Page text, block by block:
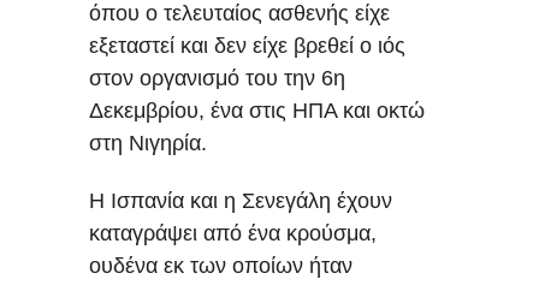
όπου ο τελευταίος ασθενής είχε
εξεταστεί και δεν είχε βρεθεί ο ιός
στον οργανισμό του την 6η
Δεκεμβρίου, ένα στις ΗΠΑ και οκτώ
στη Νιγηρία.
Η Ισπανία και η Σενεγάλη έχουν
καταγράψει από ένα κρούσμα,
ουδένα εκ των οποίων ήταν